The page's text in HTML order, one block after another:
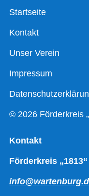
Startseite
Kontakt
Unser Verein
Impressum
© 2026 Förderkreis
Kontakt
Förderkreis